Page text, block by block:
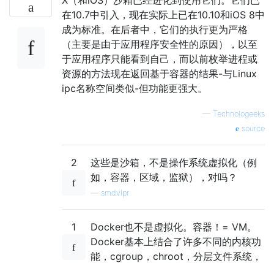
在10.7中引入，现在实际上已在10.10和iOS 8中
成为标准。在后者中，它们的执行更为严格
（主要是由于应用程序安全性的原因），以至
于应用程序只能看到自己，而以前枚举进程或
资源的方法现在返回基于容器的结果-与Linux
ipc名称空间类似-但功能更强大。
— Technologeeks
source
2
这些是沙箱，不是操作系统虚拟化（例
如，容器，区域，监狱），对吗？
smdvlpr
1
Docker也不是虚拟化。容器！= VM​​。
Docker基本上结合了许多不同的内核功
能，cgroup，chroot，分层文件系统，